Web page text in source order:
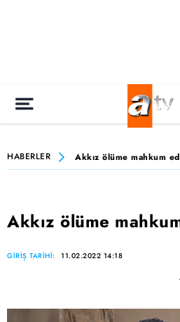
HABERLER Akkız ölüme mahkum
Akkız ölüme
GİRİŞ TARİHİ: 11.02.2022 14:18